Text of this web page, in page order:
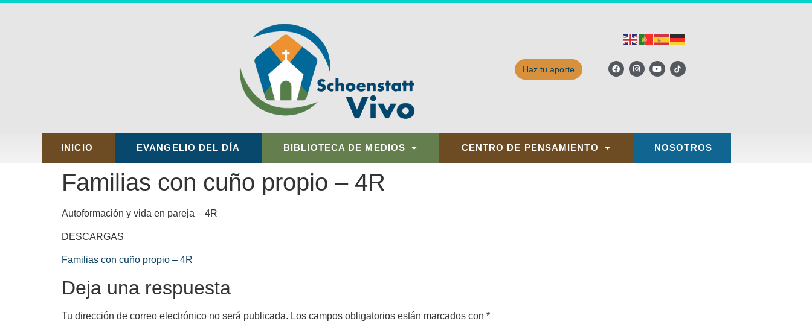
Haz tu aporte
INICIO EVANGELIO DEL DÍA BIBLIOTECA DE MEDIOS CENTRO DE PENSAMIENTO NOSOTROS
Familias con cuño propio – 4R
Autoformación y vida en pareja – 4R
DESCARGAS
Familias con cuño propio – 4R
Deja una respuesta
Tu dirección de correo electrónico no será publicada. Los campos obligatorios están marcados con *